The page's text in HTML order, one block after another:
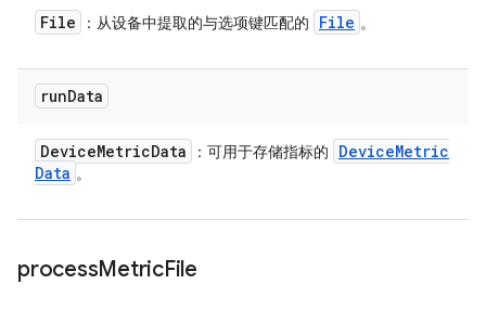
File ：从设备中提取的与选项键匹配的 File 。
runData
DeviceMetricData ：可用于存储指标的 DeviceMetric
Data 。
processMetricFile